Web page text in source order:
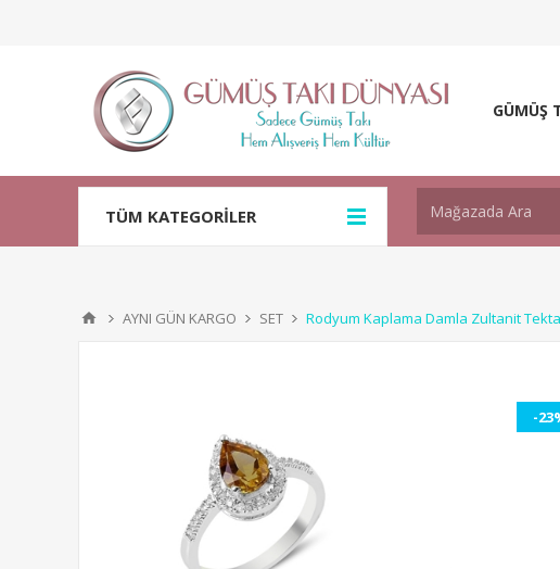
GÜMÜŞ
TÜM KATEGORİLER
AYNI GÜN KARGO SET Rodyum Kaplama Damla Zultanit
-